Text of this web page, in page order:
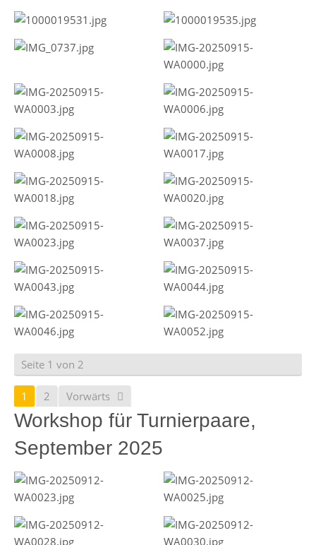
Seite 1 von 2
1 2 Vorwärts
Workshop für Turnierpaare,
September 2025